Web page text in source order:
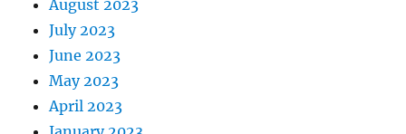
August 2023
July 2023
June 2023
May 2023
April 2023